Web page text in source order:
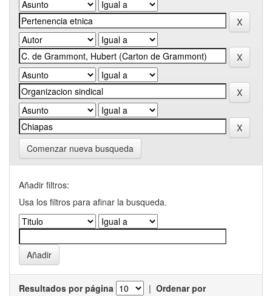
Comenzar nueva busqueda
Añadir filtros:
Usa los filtros para afinar la busqueda.
Resultados por página | Ordenar por